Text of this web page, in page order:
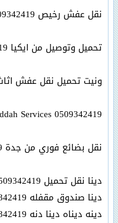
نقل عفش رخيص 0509342419
تحميل وتوصيل من ايكيا 0509342419
ونيت تحميل نقل عفش اثاث
Services 0509342419
نقل بضائع فوري من جدة 0509342419
دينا نقل تحميل 0509342419
دينا صندوق مقفله 0509342419
دينه ديناه دينا دنه 0509342419